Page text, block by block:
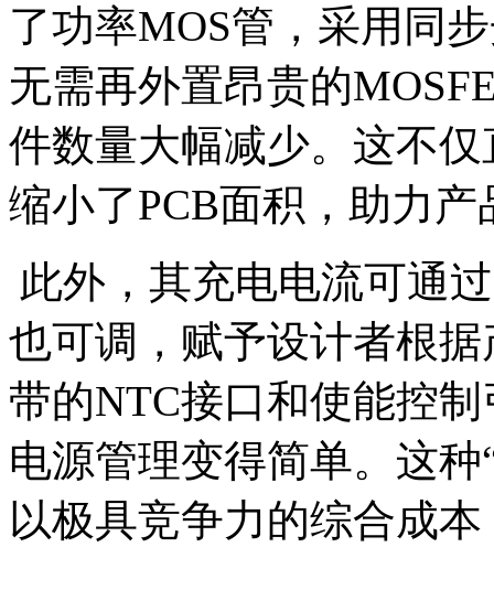
了功率MOS管，采用同
无需再外置昂贵的
件数量大幅减少。这不
缩小了PCB面积，助力
此外，其充电电流可通
也可调，赋予设计者根
带的NTC接口和使能控
电源管理变得简单。这
以极具竞争力的综合成